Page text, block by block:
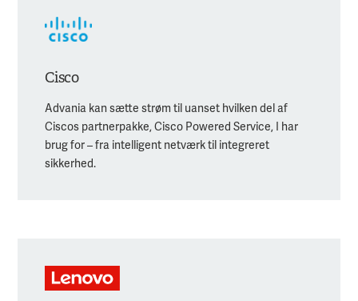
Cisco
Advania kan sætte strøm til uanset hvilken del af
Ciscos partnerpakke, Cisco Powered Service, I har
brug for – fra intelligent netværk til integreret
sikkerhed.